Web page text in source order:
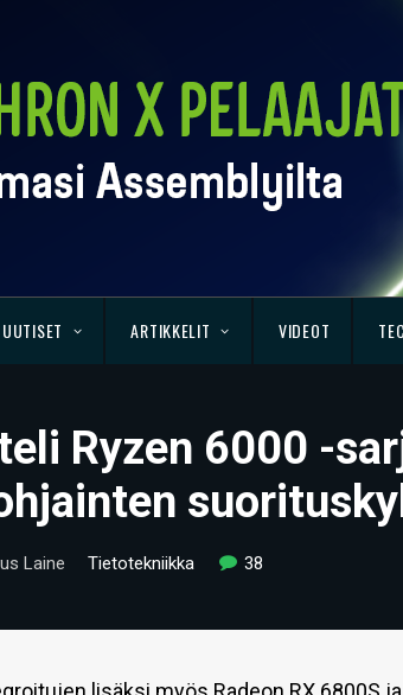
UUTISET ARTIKKELIT VIDEOT
Ryzen 6000 -
Laine Tietotekniikka 38